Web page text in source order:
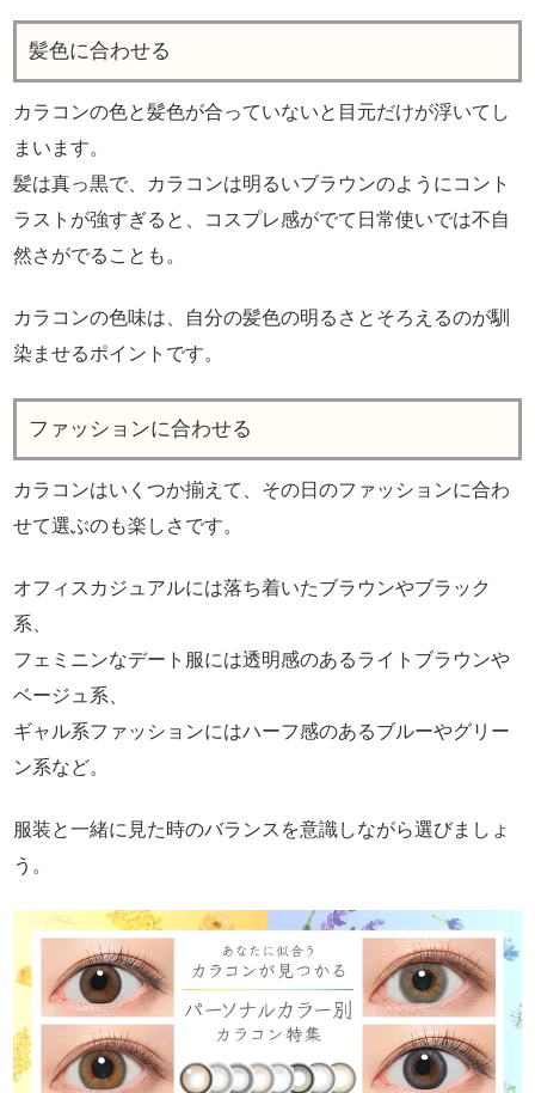
髪色に合わせる
カラコンの色と髪色が合っていないと目元だけが浮いてし
まいます。
髪は真っ黒で、カラコンは明るいブラウンのようにコント
ラストが強すぎると、コスプレ感がでて日常使いでは不自
然さがでることも。
カラコンの色味は、自分の髪色の明るさとそろえるのが馴
染ませるポイントです。
ファッションに合わせる
カラコンはいくつか揃えて、その日のファッションに合わ
せて選ぶのも楽しさです。
オフィスカジュアルには落ち着いたブラウンやブラック
系、
フェミニンなデート服には透明感のあるライトブラウンや
ベージュ系、
ギャル系ファッションにはハーフ感のあるブルーやグリー
ン系など。
服装と一緒に見た時のバランスを意識しながら選びましょ
う。